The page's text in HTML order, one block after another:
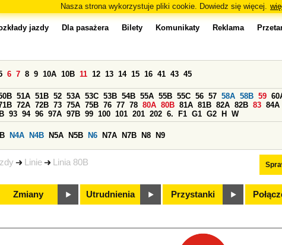
Nasza strona wykorzystuje pliki cookie. Dowiedz się więcej.
Linie Linia 80B
jazdy Dla pasażera Bilety Komunikaty Reklama
6 7 8 9 10A 10B 11 12 13 14 15 16 41 43 45
51A 51B 52 53A 53C 53B 54B 55A 55B 55C 56 57 58A 58B 59
72A 72B 73 75A 75B 76 77 78 80A 80B 81A 81B 82A 82B 83 84A
93 94 96 97A 97B 99 100 101 201 202 6. F1 G1 G2 H W
N4A N4B N5A N5B N6 N7A N7B N8 N9
Zmiany Utrudnienia Przystanki